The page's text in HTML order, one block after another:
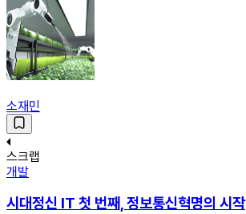
소재민
스크랩
개발
시대정신 IT 첫 번째, 정보통신혁명의 시작